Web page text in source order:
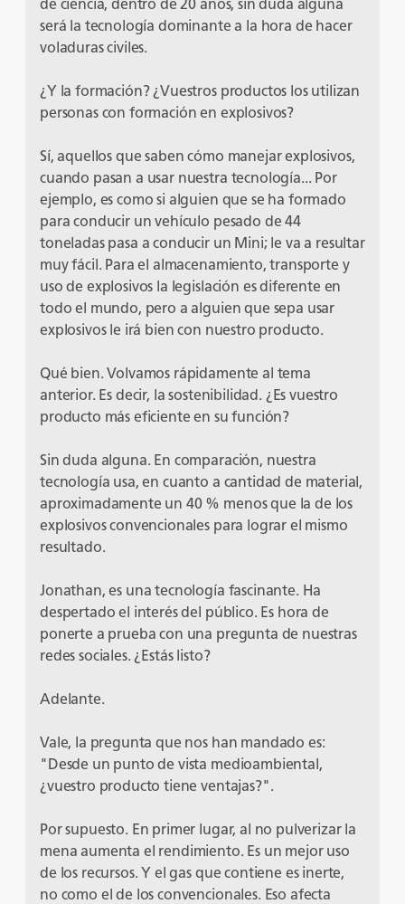
de ciencia, dentro de 20 años, sin duda alguna
será la tecnología dominante a la hora de hacer
voladuras civiles.
¿Y la formación? ¿Vuestros productos los utilizan
personas con formación en explosivos?
Sí, aquellos que saben cómo manejar explosivos,
cuando pasan a usar nuestra tecnología... Por
ejemplo, es como si alguien que se ha formado
para conducir un vehículo pesado de 44
toneladas pasa a conducir un Mini; le va a resultar
muy fácil. Para el almacenamiento, transporte y
uso de explosivos la legislación es diferente en
todo el mundo, pero a alguien que sepa usar
explosivos le irá bien con nuestro producto.
Qué bien. Volvamos rápidamente al tema
anterior. Es decir, la sostenibilidad. ¿Es vuestro
producto más eficiente en su función?
Sin duda alguna. En comparación, nuestra
tecnología usa, en cuanto a cantidad de material,
aproximadamente un 40 % menos que la de los
explosivos convencionales para lograr el mismo
resultado.
Jonathan, es una tecnología fascinante. Ha
despertado el interés del público. Es hora de
ponerte a prueba con una pregunta de nuestras
redes sociales. ¿Estás listo?
Adelante.
Vale, la pregunta que nos han mandado es:
"Desde un punto de vista medioambiental,
¿vuestro producto tiene ventajas?".
Por supuesto. En primer lugar, al no pulverizar la
mena aumenta el rendimiento. Es un mejor uso
de los recursos. Y el gas que contiene es inerte,
no como el de los convencionales. Eso afecta